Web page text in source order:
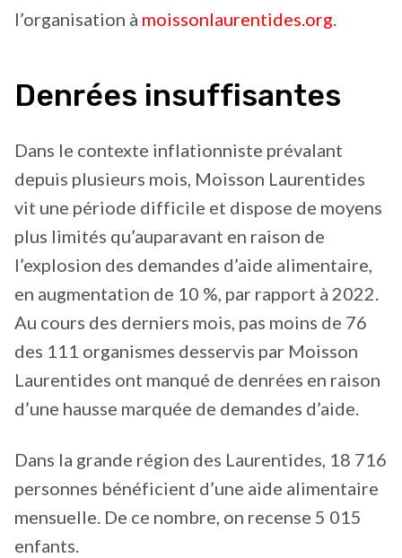
l’organisation à moissonlaurentides.org.
Denrées insuffisantes
Dans le contexte inflationniste prévalant
depuis plusieurs mois, Moisson Laurentides
vit une période difficile et dispose de moyens
plus limités qu’auparavant en raison de
l’explosion des demandes d’aide alimentaire,
en augmentation de 10 %, par rapport à 2022.
Au cours des derniers mois, pas moins de 76
des 111 organismes desservis par Moisson
Laurentides ont manqué de denrées en raison
d’une hausse marquée de demandes d’aide.
Dans la grande région des Laurentides, 18 716
personnes bénéficient d’une aide alimentaire
mensuelle. De ce nombre, on recense 5 015
enfants.